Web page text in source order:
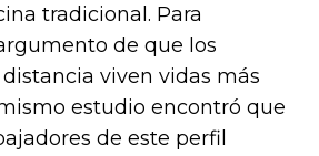
tradicional. Para
de que los
viven vidas más
estudio encontró que
de este perfil